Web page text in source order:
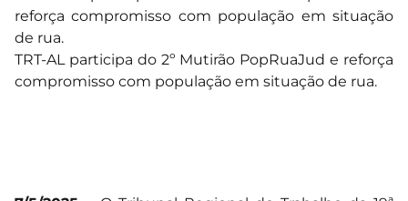
TRT-AL participa do 2º Mutirão PopRuaJud e reforça
compromisso com população em situação de rua.